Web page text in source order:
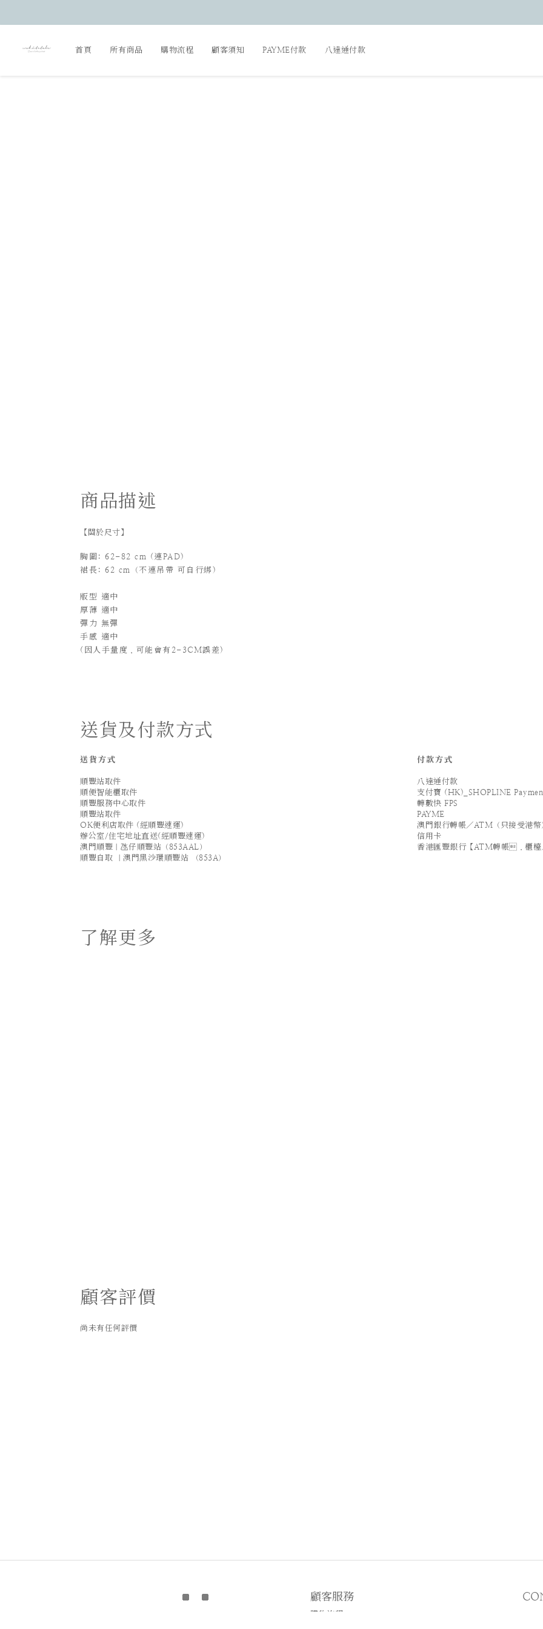
首頁 所有商品 購物流程 顧客須知 PAYME付款 八達通付款
商品描述
【關於尺寸】
胸圍: 62-82 cm (連PAD)
裙長: 62 cm（不連吊帶 可自行綁)
版型 適中
厚薄 適中
彈力 無彈
手感 適中
( 因人手量度，可能會有2-3CM誤差)
送貨及付款方式
送貨方式
順豐站取件
順便智能櫃取件
順豐服務中心取件
順豐站取件
OK便利店取件 (經順豐速運)
辦公室/住宅地址直送(經順豐速運)
澳門順豐｜氹仔順豐站（853AAL）
順豐自取 ｜澳門黑沙環順豐站 （853A）
付款方式
八達通付款
支付寶 (HK)_SHOPLINE
轉數快 FPS
PAYME
澳門銀行轉帳／ATM（只接受港幣
信用卡
香港匯豐銀行【ATM轉帳．櫃檯
了解更多
顧客評價
尚未有任何評價
顧客服務
購物流程